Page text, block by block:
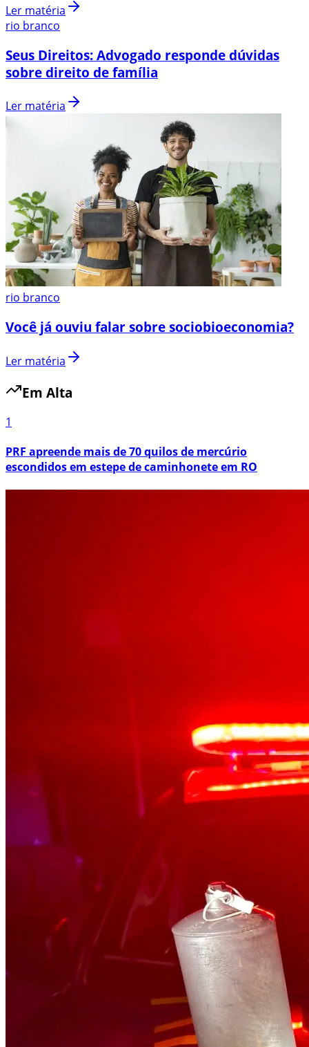
Ler matéria
rio branco
Seus Direitos: Advogado responde dúvidas
sobre direito de família
Ler matéria
rio branco
Você já ouviu falar sobre sociobioeconomia?
Ler matéria
Em Alta
1
PRF apreende mais de 70 quilos de mercúrio
escondidos em estepe de caminhonete em RO